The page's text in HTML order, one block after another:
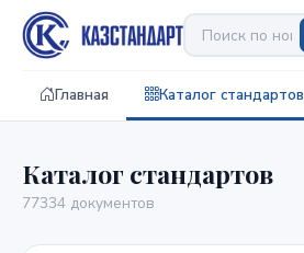
Главная Каталог стандартов
Каталог стандартов
77334 документов